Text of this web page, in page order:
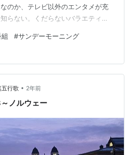
のか、テレビ以外のエンタメが充
らない。くだらないバラエティや
ほうがまだ関心が持てる。 恐らく
は多いのであろう。視聴率ランキ
ーモーニング」という週が最近あ
番組ではないが、いかにもそれっ
ちがそれっぽいコメントを発す
も人気かもしれない。日曜の…
#サンデーモーニング
行歌 • 2年前
ノルウェー